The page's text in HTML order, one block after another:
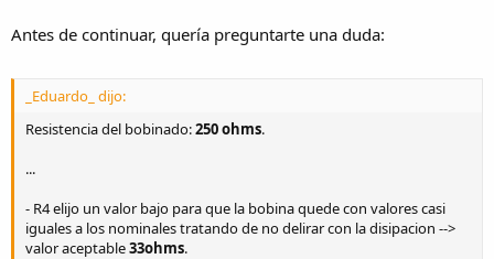
Antes de continuar, quería preguntarte una duda:
_Eduardo_ dijo:
Resistencia del bobinado:250 ohms.
...
- R4 elijo un valor bajo para que la bobina quede con valores casi
iguales a los nominales tratando de no delirar con la disipacion -->
valor aceptable33ohms.